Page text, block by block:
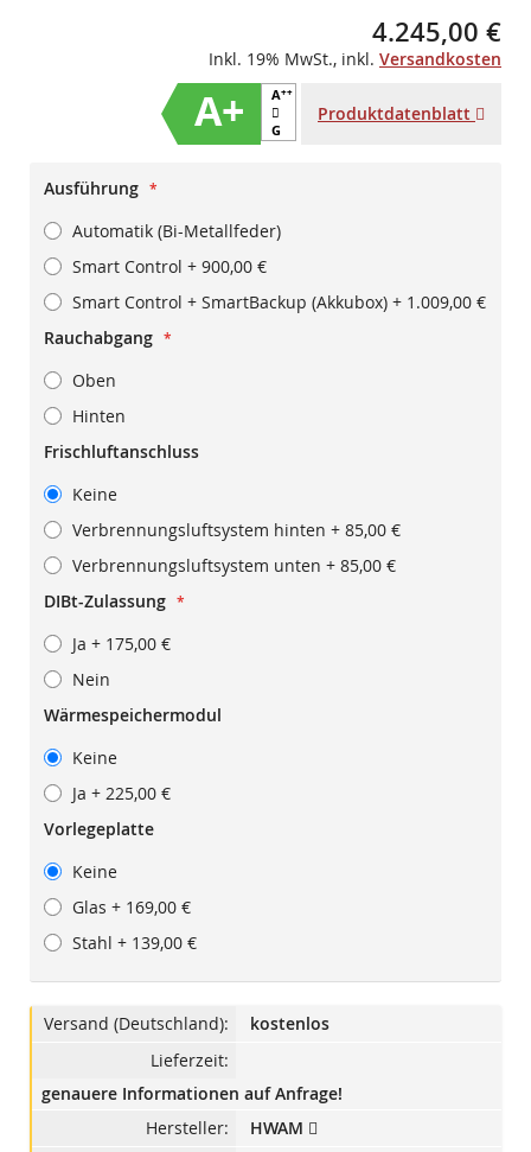
4.245,00 €
Inkl. 19% MwSt., inkl. Versandkosten
Produktdatenblatt
A+ A++
G
Ausführung
Automatik (Bi-Metallfeder)
Smart Control + 900,00 €
Smart Control + SmartBackup (Akkubox) + 1.009,00 €
Rauchabgang
Oben
Hinten
Frischluftanschluss
Keine
Verbrennungsluftsystem hinten + 85,00 €
Verbrennungsluftsystem unten + 85,00 €
DIBt-Zulassung
Ja + 175,00 €
Nein
Wärmespeichermodul
Keine
Ja + 225,00 €
Vorlegeplatte
Keine
Glas + 169,00 €
Stahl + 139,00 €
Versand (Deutschland):
kostenlos
Lieferzeit:
genauere Informationen auf Anfrage!
Hersteller:
HWAM